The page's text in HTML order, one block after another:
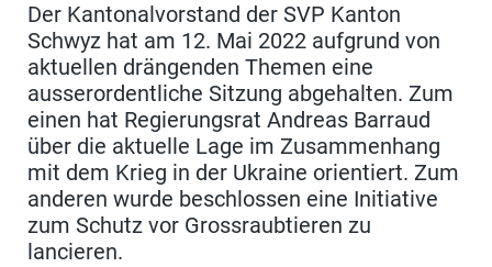
Der Kantonalvorstand der SVP Kanton
Schwyz hat am 12. Mai 2022 aufgrund von
aktuellen drängenden Themen eine
ausserordentliche Sitzung abgehalten. Zum
einen hat Regierungsrat Andreas Barraud
über die aktuelle Lage im Zusammenhang
mit dem Krieg in der Ukraine orientiert. Zum
anderen wurde beschlossen eine Initiative
zum Schutz vor Grossraubtieren zu
lancieren.